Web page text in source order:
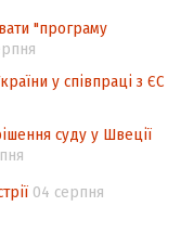
"програму
у співпраці з ЄС
суду у Швеції
04 серпня